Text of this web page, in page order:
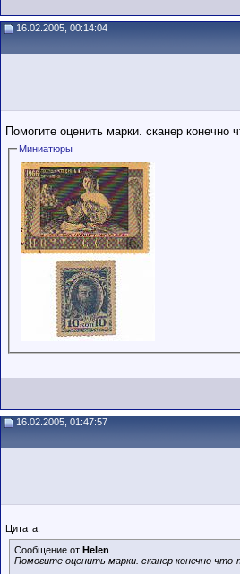
16.02.2005, 00:14:04
Помогите оценить марки. сканер конечно
Миниатюры
16.02.2005, 01:47:57
Цитата:
Сообщение от Helen
Помогите оценить марки. сканер конечно что-